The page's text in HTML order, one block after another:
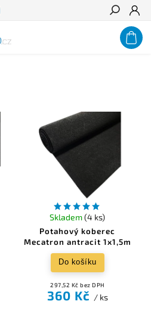
Hledat
Potahový koberec
Mecatron antracit 1x1,5m
Skladem(4 ks)
297,52 Kč bez DPH
360 Kč / ks
Do košíku